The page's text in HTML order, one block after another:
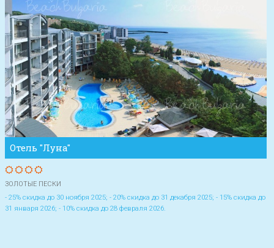
Отель "Луна"
ЗОЛОТЫЕ ПЕСКИ
- 25% скидка до 30 ноября 2025; - 20% скидка до 31 декабря 2025; - 15% скидка до
31 января 2026; - 10% скидка до 28 февраля 2026.